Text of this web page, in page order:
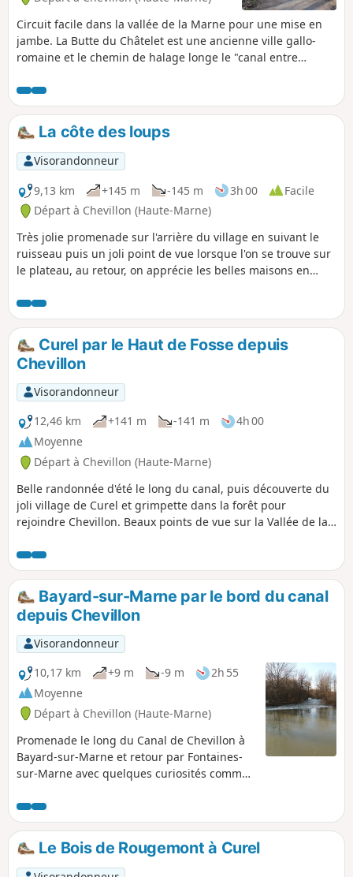
Circuit facile dans la vallée de la Marne pour une mise en
jambe. La Butte du Châtelet est une ancienne ville gallo-
romaine et le chemin de halage longe le "canal entre
La côte des loups
Visorandonneur
9,13 km
+145 m -145 m 3h 00
Facile
Départ à Chevillon (Haute-Marne)
Très jolie promenade sur l'arrière du village en suivant le
ruisseau puis un joli point de vue lorsque l'on se trouve sur
le plateau, au retour, on apprécie les belles maisons en
Curel par le Haut de Fosse depuis
Chevillon
Visorandonneur
12,46 km
+141 m -141 m
4h 00
Moyenne
Départ à Chevillon (Haute-Marne)
Belle randonnée d'été le long du canal, puis découverte du
joli village de Curel et grimpette dans la forêt pour
rejoindre Chevillon. Beaux points de vue sur la Vallée de la
Bayard-sur-Marne par le bord du canal
depuis Chevillon
Visorandonneur
10,17 km
+9 m -9 m
2h 55
Moyenne
Départ à Chevillon (Haute-Marne)
Promenade le long du Canal de Chevillon à
Bayard-sur-Marne et retour par Fontaines-
sur-Marne avec quelques curiosités comme
piste cyclable et le passage sous la voie
ferrée le long de la rivière.
Le Bois de Rougemont à Curel